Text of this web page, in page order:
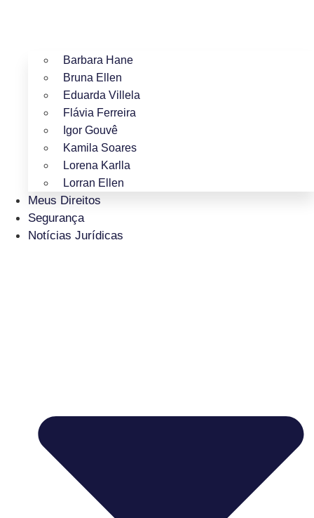
Barbara Hane
Bruna Ellen
Eduarda Villela
Flávia Ferreira
Igor Gouvê
Kamila Soares
Lorena Karlla
Lorran Ellen
Meus Direitos
Segurança
Notícias Jurídicas